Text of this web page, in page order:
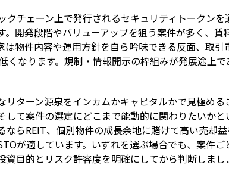
クチェーン上で発行されるセキュリティトークン
。開発段階やバリューアップを狙う案件が多く、
は物件内容や運用方針を自ら吟味できる反面、取
くなります。規制・情報開示の枠組みが発展途上
リターン源泉をインカムかキャピタルかで見極め
して案件の選定にどこまで能動的に関わりたいか
ならREIT、個別物件の成長余地に賭けて高い売却
が適しています。いずれを選ぶ場合でも、案件
目的とリスク許容度を明確にしてから判断しまし